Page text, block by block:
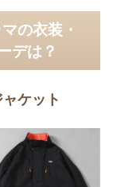
の衣装・
デは？
ケット